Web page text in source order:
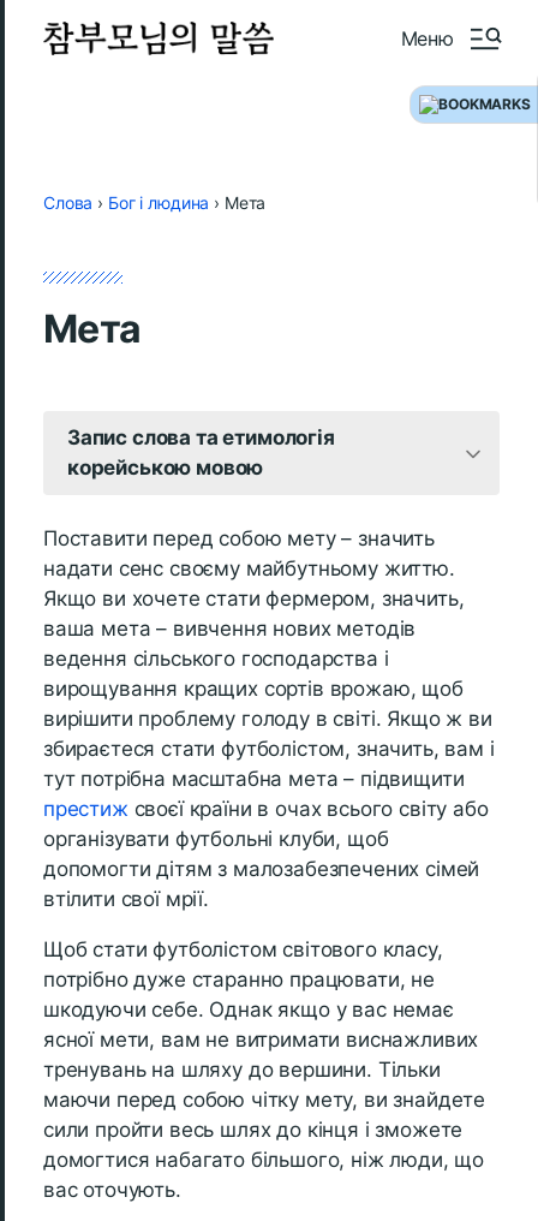
Меню
Слова › Бог і людина › Мета
Мета
Запис слова та етимологія
корейською мовою
Поставити перед собою мету – значить
надати сенс своєму майбутньому життю.
Якщо ви хочете стати фермером, значить,
ваша мета – вивчення нових методів
ведення сільського господарства і
вирощування кращих сортів врожаю, щоб
вирішити проблему голоду в світі. Якщо ж ви
збираєтеся стати футболістом, значить, вам і
тут потрібна масштабна мета – підвищити
престиж своєї країни в очах всього світу або
організувати футбольні клуби, щоб
допомогти дітям з малозабезпечених сімей
втілити свої мрії.
Щоб стати футболістом світового класу,
потрібно дуже старанно працювати, не
шкодуючи себе. Однак якщо у вас немає
ясної мети, вам не витримати виснажливих
тренувань на шляху до вершини. Тільки
маючи перед собою чітку мету, ви знайдете
сили пройти весь шлях до кінця і зможете
домогтися набагато більшого, ніж люди, що
вас оточують.